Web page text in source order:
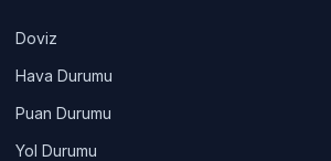
Doviz
Hava Durumu
Puan Durumu
Yol Durumu